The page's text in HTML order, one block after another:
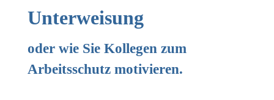
Unterweisung
oder wie Sie Kollegen zum
Arbeitsschutz motivieren.